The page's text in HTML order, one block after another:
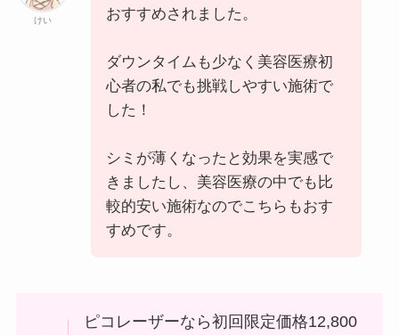
けい
おすすめされました。
ダウンタイムも少なく美容医療初
心者の私でも挑戦しやすい施術で
した！
シミが薄くなったと効果を実感で
きましたし、美容医療の中でも比
較的安い施術なのでこちらもおす
すめです。
ピコレーザーなら初回限定価格12,800